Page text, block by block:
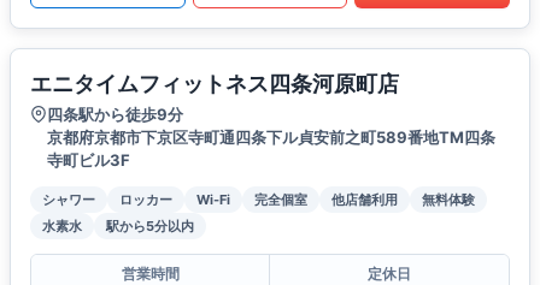
エニタイムフィットネス四条河原町店
四条駅から徒歩9分
京都府京都市下京区寺町通四条下ル貞安前之町589番地TM四条
寺町ビル3F
シャワー ロッカー Wi-Fi 完全個室 他店舗利用
無料体験
水素水
駅から5分以内
営業時間
定休日